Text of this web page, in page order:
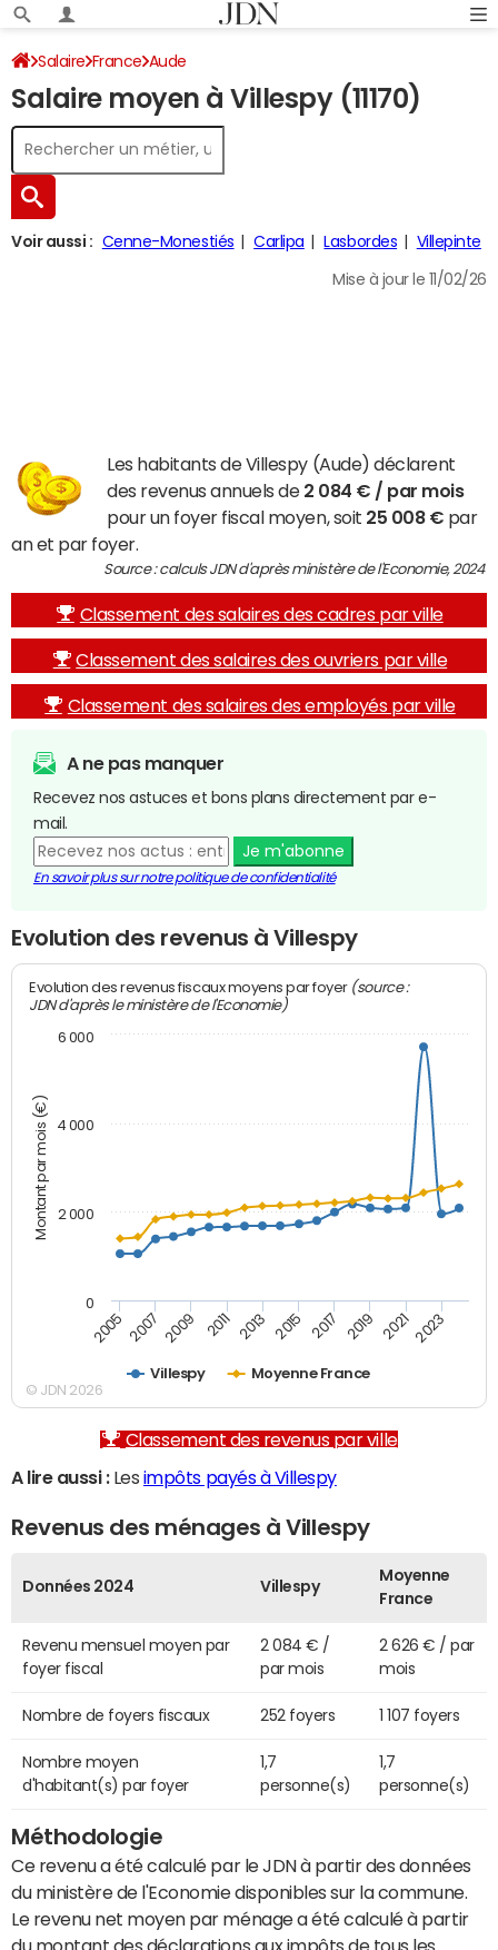
Salaire France Aude
Salaire moyen à Villespy (11170)
Voir aussi : Cenne-Monestiés Carlipa Lasbordes Villepinte
Mise à jour le 11/02/26
Les habitants de Villespy (Aude) déclarent
des revenus annuels de 2 084 € / par mois
pour un foyer fiscal moyen, soit 25 008 € par
an et par foyer.
Source : calculs JDN d'après ministère de l'Economie, 2024
Classement des salaires des cadres par ville
Classement des salaires des ouvriers par ville
Classement des salaires des employés par ville
A ne pas manquer
Recevez nos astuces et bons plans directement par e-
mail.
Je m'abonne
En savoir plus sur notre politique de confidentialité
Evolution des revenus à Villespy
Montant par mois (€)
Evolution des revenus fiscaux moyens par foyer (source :
JDN d'après le ministère de l'Economie)
Villespy Moyenne France
2005 2007 2009 2011 2013 2015 2017 2019 2021 2023
0
2 000
4 000
6 000
© JDN 2026
Classement des revenus par ville
A lire aussi :Les impôts payés à Villespy
Revenus des ménages à Villespy
Données 2024 Villespy
Moyenne
France
Revenu mensuel moyen par
foyer fiscal
2 084 € /
par mois
2 626 € / par
mois
Nombre de foyers fiscaux 252 foyers 1 107 foyers
Nombre moyen
d'habitant(s) par foyer
1,7
personne(s)
1,7
personne(s)
Méthodologie
Ce revenu a été calculé par le JDN à partir des données
du ministère de l'Economie disponibles sur la commune.
Le revenu net moyen par ménage a été calculé à partir
du montant des déclarations aux impôts de tous les